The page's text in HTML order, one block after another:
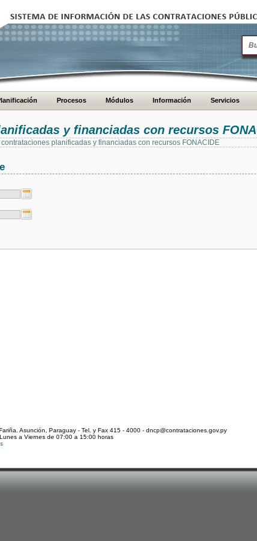
Procesos Módulos Información Servicios
y financiadas con recursos
planificadas y financiadas con recursos FONACIDE
Asunción, Paraguay - Tel. y Fax 415 - 4000 - dncp@contrataciones.gov.py
a Viernes de 07:00 a 15:00 horas